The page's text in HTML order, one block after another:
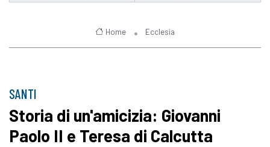
Home Ecclesia
SANTI
Storia di un'amicizia: Giovanni
Paolo II e Teresa di Calcutta